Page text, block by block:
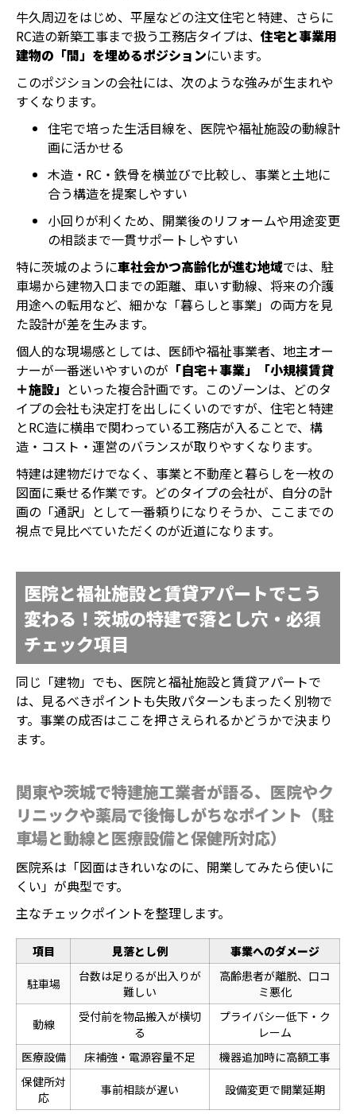
牛久周辺をはじめ、平屋などの注文住宅と特建、さらに
RC造の新築工事まで扱う工務店タイプは、住宅と事業用
建物の「間」を埋めるポジションにいます。
このポジションの会社には、次のような強みが生まれや
すくなります。
住宅で培った生活目線を、医院や福祉施設の動線計
画に活かせる
木造・RC・鉄骨を横並びで比較し、事業と土地に
合う構造を提案しやすい
小回りが利くため、開業後のリフォームや用途変更
の相談まで一貫サポートしやすい
特に茨城のように車社会かつ高齢化が進む地域では、駐
車場から建物入口までの距離、車いす動線、将来の介護
用途への転用など、細かな「暮らしと事業」の両方を見
た設計が差を生みます。
個人的な現場感としては、医師や福祉事業者、地主オー
ナーが一番迷いやすいのが 「自宅＋事業」「小規模賃貸
＋施設」 といった複合計画です。このゾーンは、どのタ
イプの会社も決定打を出しにくいのですが、住宅と特建
とRC造に横串で関わっている工務店が入ることで、構
造・コスト・運営のバランスが取りやすくなります。
特建は建物だけでなく、事業と不動産と暮らしを一枚の
図面に乗せる作業です。どのタイプの会社が、自分の計
画の「通訳」として一番頼りになりそうか、ここまでの
視点で見比べていただくのが近道になります。
医院と福祉施設と賃貸アパートでこう
変わる！茨城の特建で落とし穴・必須
チェック項目
同じ「建物」でも、医院と福祉施設と賃貸アパートで
は、見るべきポイントも失敗パターンもまったく別物で
す。事業の成否はここを押さえられるかどうかで決まり
ます。
関東や茨城で特建施工業者が語る、医院やク
リニックや薬局で後悔しがちなポイント（駐
車場と動線と医療設備と保健所対応）
医院系は「図面はきれいなのに、開業してみたら使いに
くい」が典型です。
主なチェックポイントを整理します。
項目 見落とし例 事業へのダメージ
駐車場
台数は足りるが出入りが
難しい
高齢患者が離脱、口コ
ミ悪化
動線
受付前を物品搬入が横切
る
プライバシー低下・ク
レーム
医療設備
床補強・電源容量不足
機器追加時に高額工事
保健所対
応
事前相談が遅い 設備変更で開業延期